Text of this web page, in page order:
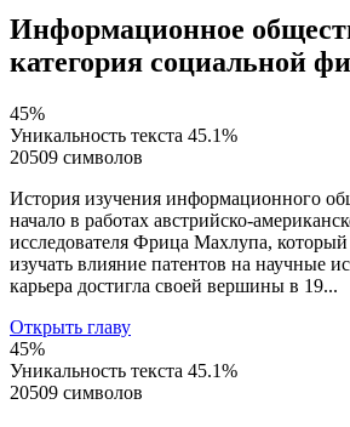
Информационное
категория социальной
45%
Уникальность текста 45.1%
20509 символов
История изучения информационного
начало в работах австрийско-
исследователя Фрица Махлупа, который
изучать влияние патентов на научные
карьера достигла своей вершины в 19...
Открыть главу
45%
Уникальность текста 45.1%
20509 символов